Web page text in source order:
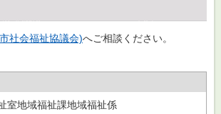
社会福祉協議会)へご相談ください。
室地域福祉課地域福祉係